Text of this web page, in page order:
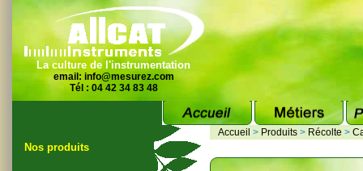
La culture de l'instrumentation
email: info@mesurez.com
Tél : 04 42 34 83 48
Nos produits
Accueil > Produits > Récolte >